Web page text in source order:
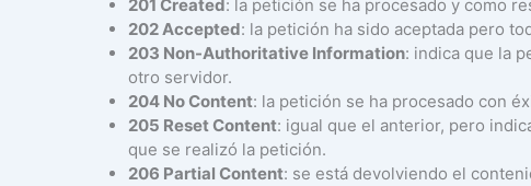
201 Created: la petición se ha procesado y como
202 Accepted: la petición ha sido aceptada pero
203 Non-Authoritative Information: indica que la
otro servidor.
204 No Content: la petición se ha procesado con
205 Reset Content: igual que el anterior, pero
que se realizó la petición.
206 Partial Content: se está devolviendo el